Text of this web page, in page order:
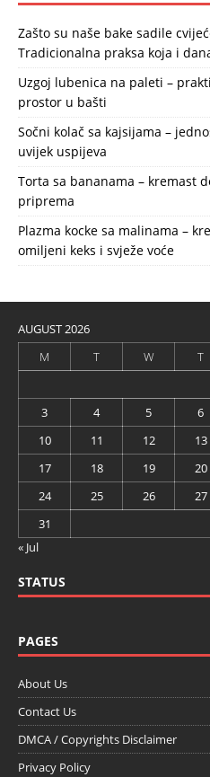
Zašto su naše bake sadile
Tradicionalna praksa koja i
Uzgoj lubenica na paleti –
prostor u bašti
Sočni kolač sa kajsijama –
uvijek uspijeva
Torta sa bananama – kremast
priprema
Plazma kocke sa malinama –
omiljeni keks i svježe voće
AUGUST 2026
M
T W T
3
4 5 6
10
11 12 13
17
18 19 20
24
25 26 27
31
« Jul
STATUS
PAGES
About Us
Contact Us
DMCA / Copyrights Disclaimer
Privacy Policy